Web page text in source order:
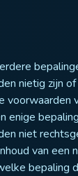
nietig zijn
voorwaarden
enige
niet
van een
bepaling